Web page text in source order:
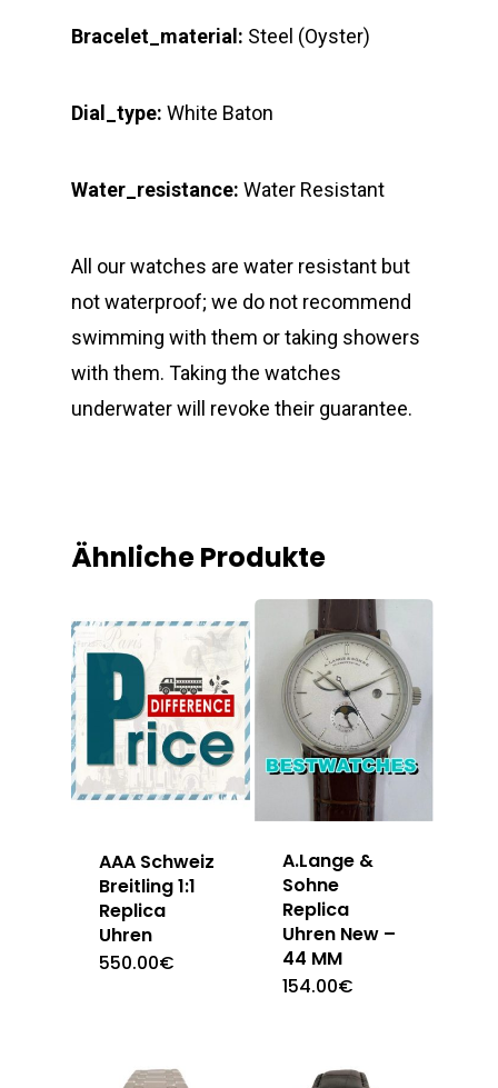
Bracelet_material: Steel (Oyster)
Dial_type: White Baton
Water_resistance: Water Resistant
All our watches are water resistant but
not waterproof; we do not recommend
swimming with them or taking showers
with them. Taking the watches
underwater will revoke their guarantee.
Ähnliche Produkte
AAA Schweiz
Breitling 1:1
Replica
Uhren
550.00€
A.Lange &
Sohne
Replica
Uhren New –
44 MM
154.00€